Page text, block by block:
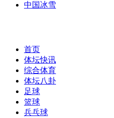
中国冰雪
首页
体坛快讯
综合体育
体坛八卦
足球
篮球
兵乓球